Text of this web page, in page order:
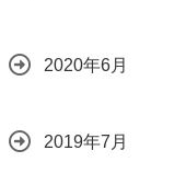
2020年6月
2019年7月